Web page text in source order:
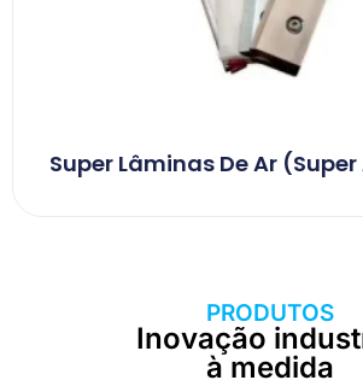
Super Lâminas De Ar
PRODUTOS
Inovação
à medida